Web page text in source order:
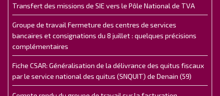
Transfert des missions de SIE vers le Pôle National de TVA
Groupe de travail Fermeture des centres de services
bancaires et consignations du 8 juillet : quelques précisions
complémentaires
Fiche CSAR: Généralisation de la délivrance des quitus fiscaux
par le service national des quitus (SNQUIT) de Denain (59)